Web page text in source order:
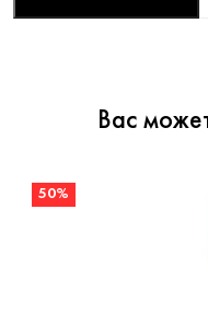
Вас
50%